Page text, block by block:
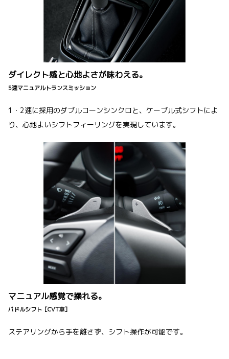
ダイレクト感と心地よさが味わえる。
5速マニュアルトランスミッション
1・2速に採用のダブルコーンシンクロと、ケーブル式シフトによ
り、心地よいシフトフィーリングを実現しています。
マニュアル感覚で操れる。
パドルシフト［CVT車］
ステアリングから手を離さず、シフト操作が可能です。